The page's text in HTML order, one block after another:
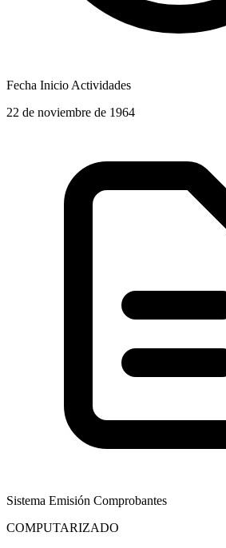
Fecha Inicio Actividades
22 de noviembre de 1964
Sistema Emisión Comprobantes
COMPUTARIZADO